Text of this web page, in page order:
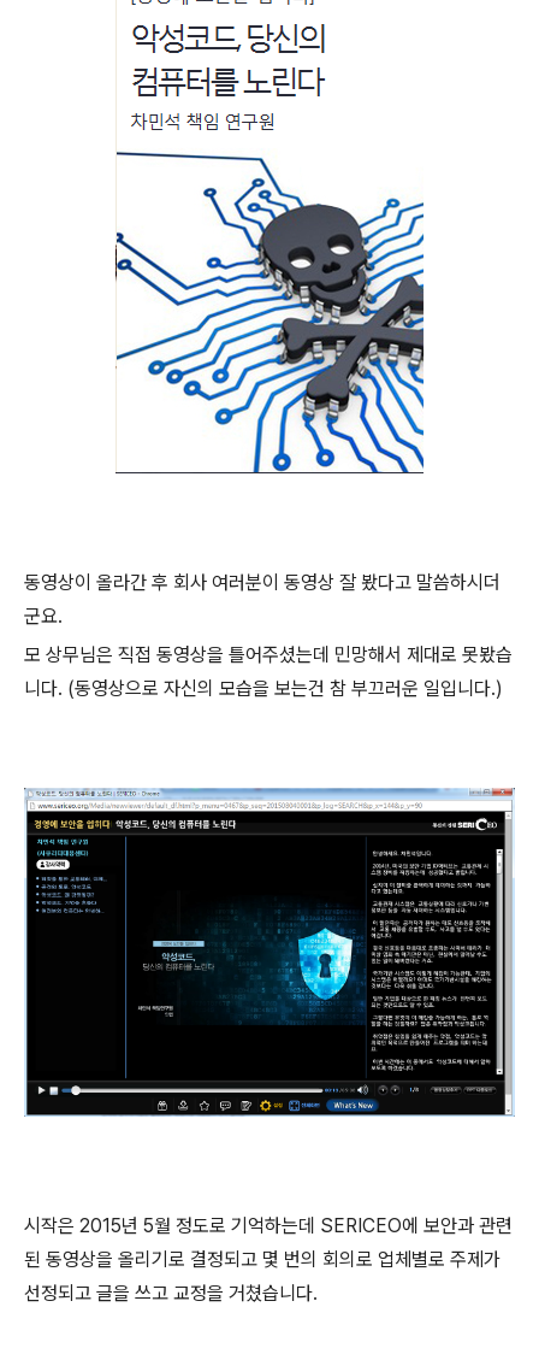
동영상이 올라간 후 회사 여러분이 동영상 잘 봤다고 말씀하시더
군요.
모 상무님은 직접 동영상을 틀어주셨는데 민망해서 제대로 못봤습
니다. (동영상으로 자신의 모습을 보는건 참 부끄러운 일입니다.)
시작은 2015년 5월 정도로 기억하는데 SERICEO에 보안과 관련
된 동영상을 올리기로 결정되고 몇 번의 회의로 업체별로 주제가
선정되고 글을 쓰고 교정을 거쳤습니다.